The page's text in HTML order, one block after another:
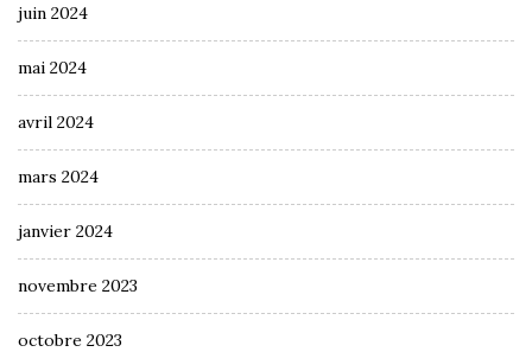
juin 2024
mai 2024
avril 2024
mars 2024
janvier 2024
novembre 2023
octobre 2023